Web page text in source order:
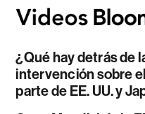
¿Qué hay detrás de
intervención sobre
parte de EE. UU. y